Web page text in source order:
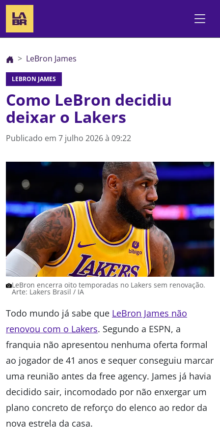
LeBron James
LEBRON JAMES
Como LeBron decidiu
deixar o Lakers
Publicado em 7 julho 2026 à 09:22
LeBron encerra oito temporadas no Lakers sem renovação.
Arte: Lakers Brasil / IA
Todo mundo já sabe que LeBron James não
renovou com o Lakers. Segundo a ESPN, a
franquia não apresentou nenhuma oferta formal
ao jogador de 41 anos e sequer conseguiu marcar
uma reunião antes da free agency. James já havia
decidido sair, incomodado por não enxergar um
plano concreto de reforço do elenco ao redor da
nova estrela da casa.